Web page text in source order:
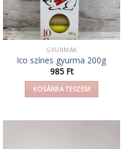
GYURMÁK
Ico színes gyurma 200g
985 Ft
KOSÁRBA TESZEM